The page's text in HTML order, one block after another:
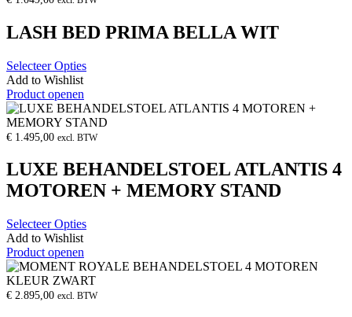
LASH BED PRIMA BELLA WIT
Selecteer Opties
Add to Wishlist
Product openen
€ 1.495,00 excl. BTW
LUXE BEHANDELSTOEL ATLANTIS 4
MOTOREN + MEMORY STAND
Selecteer Opties
Add to Wishlist
Product openen
€ 2.895,00 excl. BTW